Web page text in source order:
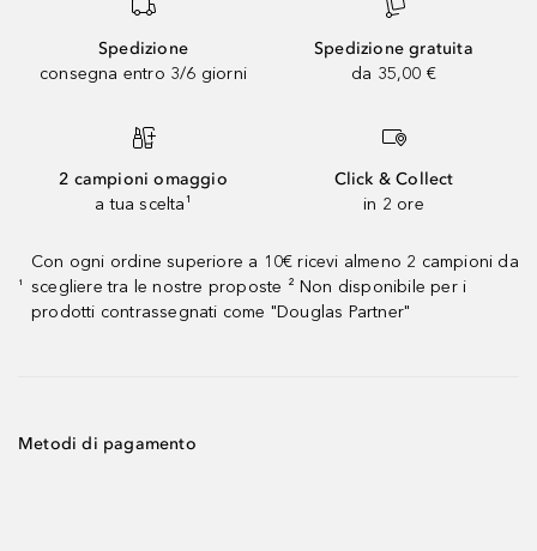
Spedizione
consegna entro 3/6 giorni
Spedizione gratuita
da 35,00 €
2 campioni omaggio
a tua scelta¹
Click & Collect
in 2 ore
¹
Con ogni ordine superiore a 10€ ricevi almeno 2 campioni da
scegliere tra le nostre proposte ² Non disponibile per i
prodotti contrassegnati come "Douglas Partner"
Metodi di pagamento